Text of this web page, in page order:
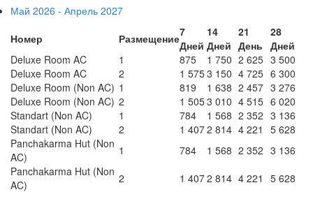
Май 2026 - Апрель 2027
Номер
Размещение7
Дней
14
Дней
21
День
28
Дней
Deluxe Room AC
1 875 1 750 2 625 3 500
Deluxe Room AC
2 1 5753 150 4 725 6 300
Deluxe Room (Non AC) 1 819 1 638 2 457 3 276
Deluxe Room (Non AC) 2 1 5053 010 4 515 6 020
Standart (Non AC)
1 784 1 568 2 352 3 136
Standart (Non AC)
2 1 4072 814 4 221
5 628
Panchakarma Hut (Non
AC)
1 784 1 568 2 352 3 136
Panchakarma Hut (Non
AC)
2 1 4072 814 4 221 5 628